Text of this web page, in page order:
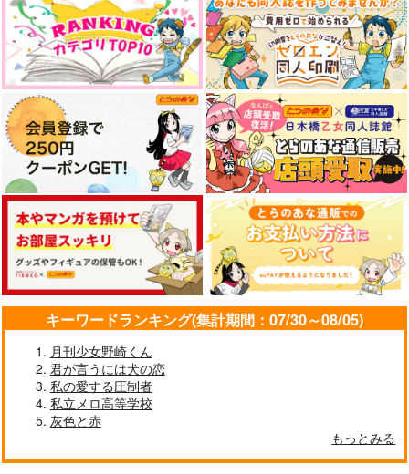
RE:recording 03
趣ハイジャンプ
1,650円（税込）
オールキャラ
サンプル
作品詳細
メシ食お！
iozo
787円（税込）
ジョニィ・ジョースター
サンプル
作品詳細
BAD TIMES GOOD D
AYS
iozo
1,415円（税込）
ジョニィ・ジョースター
サンプル
作品詳細
全部にポルがいるわけ
ない！
いわし運転
787円（税込）
Drenched Vile
ジョナサン×ディオ
あにまる未満
629円（税込）
キーワードランキング(集計期間：07/30～08/05)
月刊少女野崎くん
君が言うには犬の恋
私の愛する圧制者
私立メロ高等学校
灰色と赤
もっとみる